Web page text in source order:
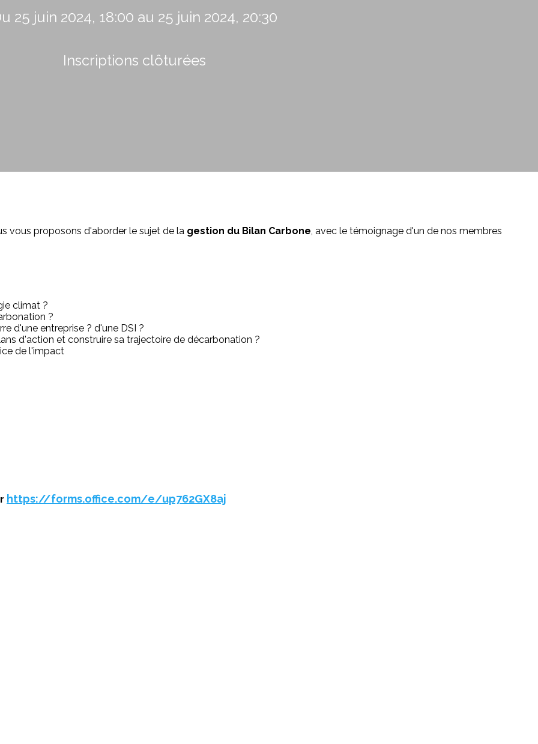
25 juin 2024, 18:00 au 25 juin 2024, 20:30
Inscriptions clôturées
vous proposons d'aborder le sujet de la gestion du Bilan Carbone, avec le témoignage d'un de nos membres
climat ?
?
d'une entreprise ? d'une DSI ?
d'action et construire sa trajectoire de décarbonation ?
de l'impact
https://forms.office.com/e/up762GX8aj